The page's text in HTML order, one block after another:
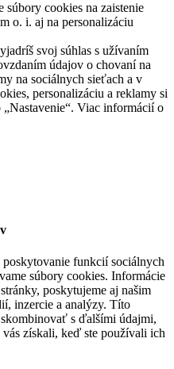
cookies na zaistenie
o. i. aj na personalizáciu
svoj súhlas s užívaním
údajov o chovaní na
na sociálnych sieťach a v
personalizáciu a reklamy si
Viac informácií o
poskytovanie funkcií sociálnych
súbory cookies. Informácie
poskytujeme aj našim
inzercie a analýzy. Títo
s ďalšími údajmi,
získali, keď ste používali ich